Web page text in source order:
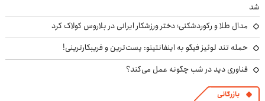
شد
مدال طلا و رکوردشکنی؛ دختر ورزشکار ایرانی در بلاروس کولاک کرد
حمله تند لوئیز فیگو به اینفانتینو: پست‌ترین و فریبکارترینی!
فناوری دید در شب چگونه عمل می‌کند؟
بازرگانی